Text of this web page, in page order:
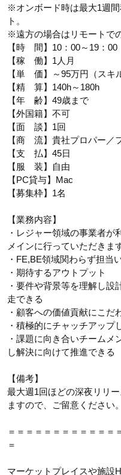
※オンボード時は最大1週
ト。
※遠方の場合はリモートで
【時 間】10：00～19：00
【稼 働】1人月
【単 価】～95万円（スキ
【精 算】140h～180h
【年 齢】49歳まで
【外国籍】不可
【面 談】1回
【商 流】貴社プロパー／
【支 払】45日
【服 装】自由
【PC貸与】Mac
【募集枠】1名
【業務内容】
・レジャー領域の事業者が
メインに行っていただきます
・FE,BE領域関わらず担当
・期待するアウトプット
・要件や背景等を理解し設
走できる
・顧客への価値貢献にこだ
・積極的にチャッチアップ
・課題に向き合いチームメ
し解決に向けて推進できる
【備考】
最大週1回ほどの深夜リリ
ますので、ご留意ください。
＝＝＝＝＝＝＝＝＝＝＝＝
＝
マーケットプレイスや施設